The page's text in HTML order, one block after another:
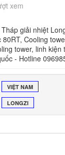
xem
giải nhiệt
Cooling
tower, linh kiện
- Hotline
VIỆT NAM
LONGZI